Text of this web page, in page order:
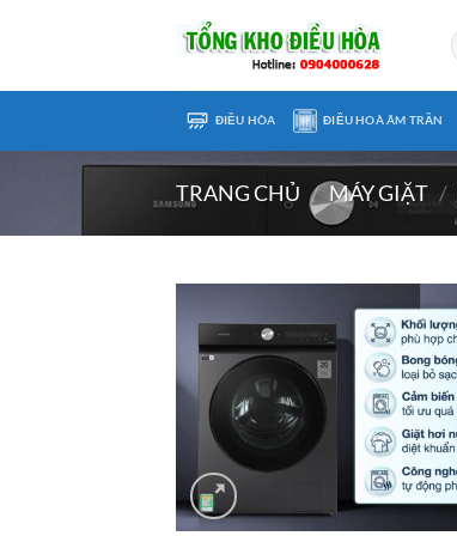
ĐIỀU HÒA ĐIỀU HOÀ ÂM TRẦN
TRANG CHỦ / MÁY GIẶT /